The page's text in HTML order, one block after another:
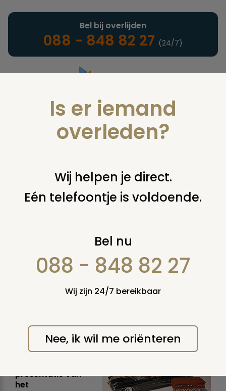
Landelijke uitvaartonderneming
Bel bij overlijden
088 - 848 82 27 (24/7)
U bent hier: home nieuws & agenda nieuws collectie
miniatuur lijkwagens naar uitvaartmuseum
Collectie miniatuur
lijkwagens naar
Uitvaartmuseum
Belangrijke aanwinst voor
donderdag 15 februari 2007
presentatie van
het
Is er iemand
overleden?
Wij helpen je direct.
Eén telefoontje is voldoende.
Bel nu
088 - 848 82 27
Wij zijn 24/7 bereikbaar
Nee, ik wil me oriënteren